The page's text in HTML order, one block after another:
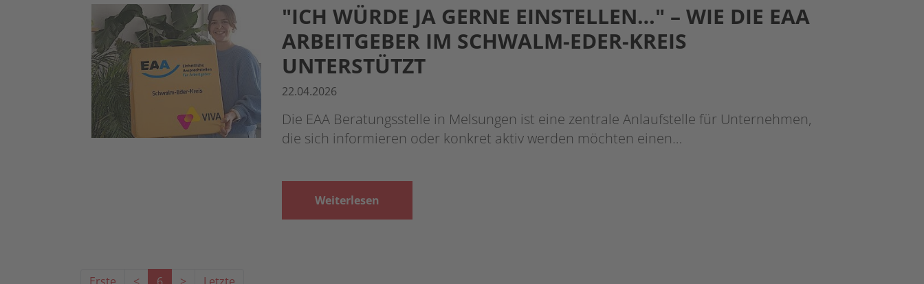
"ICH WÜRDE JA GERNE EINSTELLEN…" – WIE DIE EAA
ARBEITGEBER IM SCHWALM-EDER-KREIS
UNTERSTÜTZT
22.04.2026
Die EAA Beratungsstelle in Melsungen ist eine zentrale Anlaufstelle für Unternehmen,
die sich informieren oder konkret aktiv werden möchten einen…
Weiterlesen